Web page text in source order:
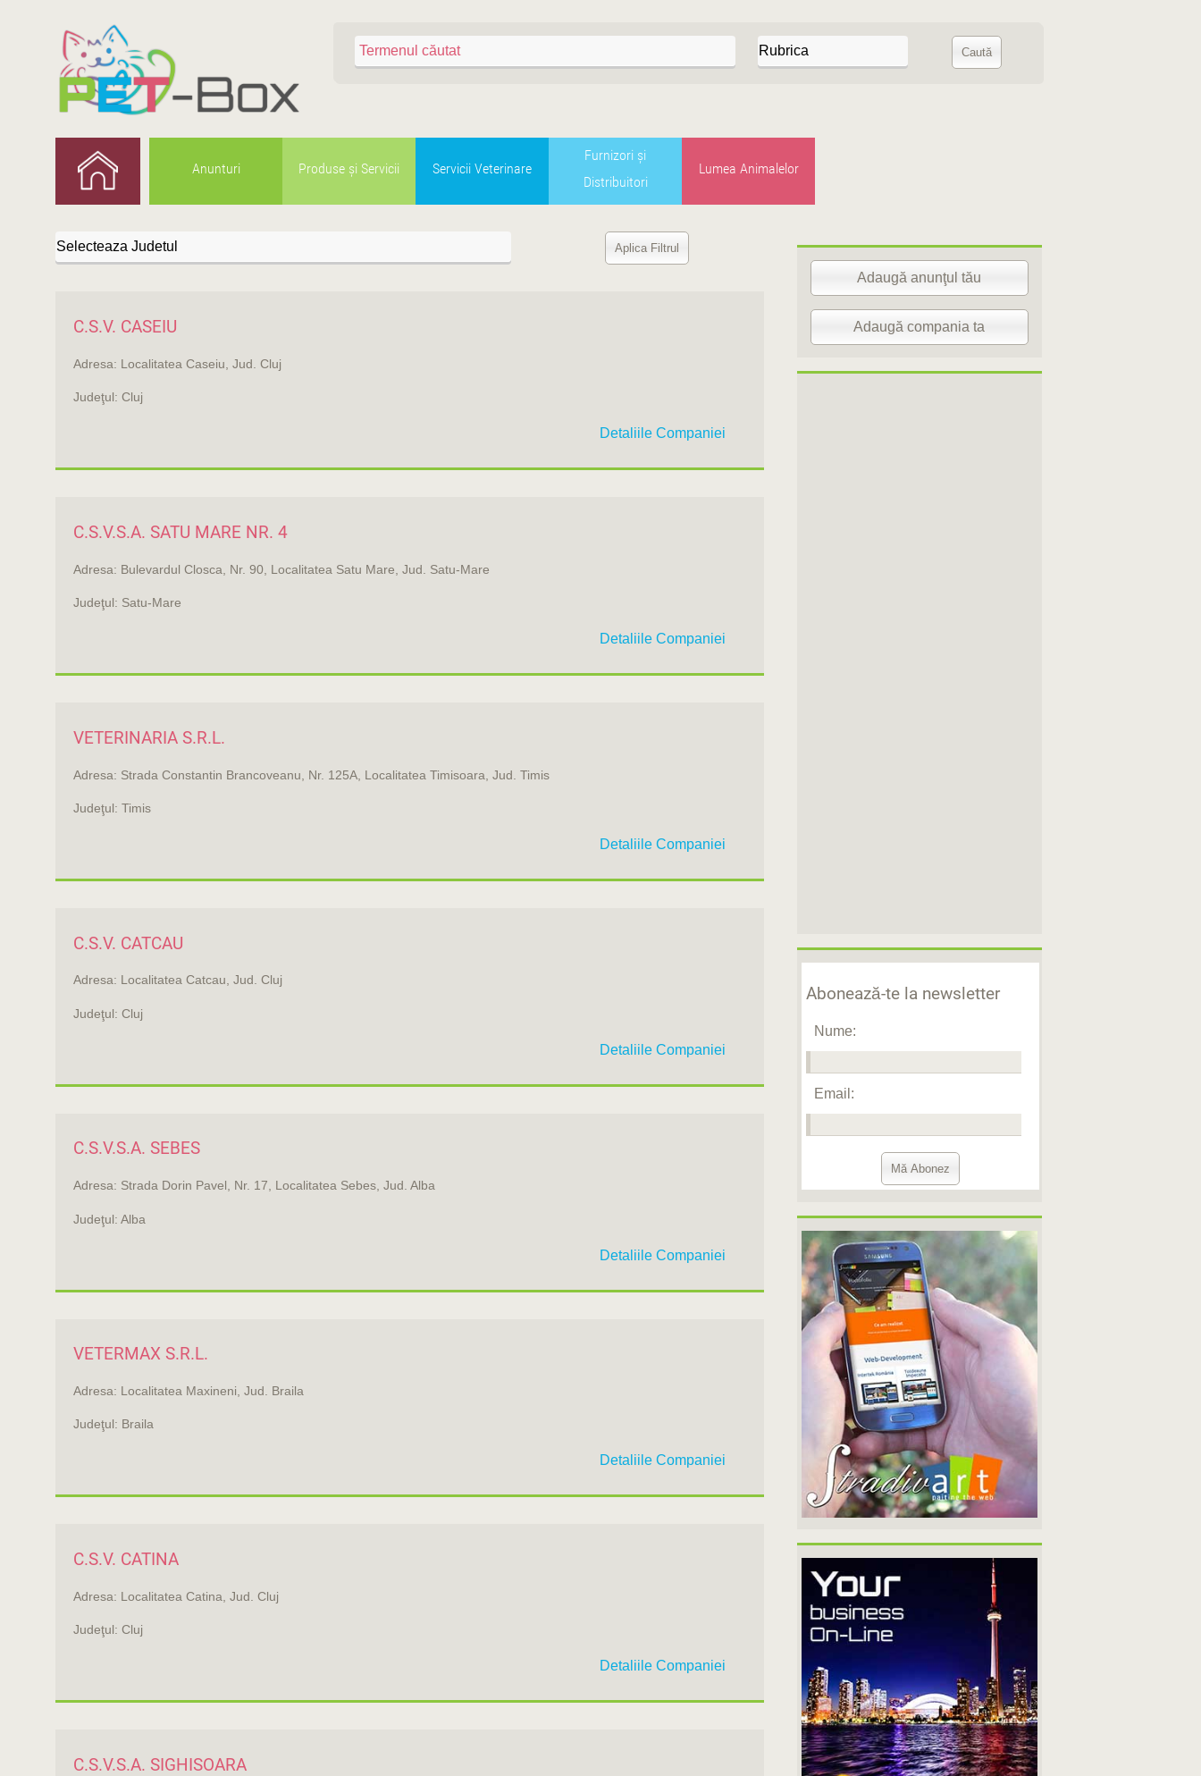
Anunturi Produse şi Servicii Servicii Veterinare
Furnizori şi
Distribuitori
Lumea Animalelor
C.S.V. CASEIU
Adresa: Localitatea Caseiu, Jud. Cluj
Judeţul: Cluj
Detaliile Companiei
C.S.V.S.A. SATU MARE NR. 4
Adresa: Bulevardul Closca, Nr. 90, Localitatea Satu Mare, Jud. Satu-Mare
Judeţul: Satu-Mare
Detaliile Companiei
VETERINARIA S.R.L.
Adresa: Strada Constantin Brancoveanu, Nr. 125A, Localitatea Timisoara, Jud. Timis
Judeţul: Timis
Detaliile Companiei
C.S.V. CATCAU
Adresa: Localitatea Catcau, Jud. Cluj
Judeţul: Cluj
Detaliile Companiei
C.S.V.S.A. SEBES
Adresa: Strada Dorin Pavel, Nr. 17, Localitatea Sebes, Jud. Alba
Judeţul: Alba
Detaliile Companiei
VETERMAX S.R.L.
Adresa: Localitatea Maxineni, Jud. Braila
Judeţul: Braila
Detaliile Companiei
C.S.V. CATINA
Adresa: Localitatea Catina, Jud. Cluj
Judeţul: Cluj
Detaliile Companiei
C.S.V.S.A. SIGHISOARA
Adaugă anunţul tău
Adaugă compania ta
Abonează-te la newsletter
Nume:
Email: